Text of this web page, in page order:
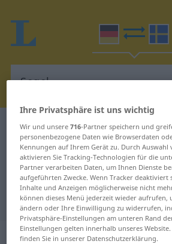
Deutsch-Schwedisch Wörterbuch
Deutsch-Schwedisch
für "Segel"
"Segel" Schwedisch
„Segel“: Neutrum,
Ihre Privatsphäre ist uns wichtig
Wir und unsere716-Partner speichern und
personenbezogene Daten wie Browserdaten
Kennungen auf Ihrem Gerät zu. Durch Auswahl
aktivieren Sie Tracking-Technologien für die
Partner verarbeiten Daten, um Ihnen Dienste
aufgeführten Zwecke. Wenn Tracker deaktiviert
Inhalte und Anzeigen möglicherweise nicht
können dieses Menü jederzeit wieder aufrufen,
ändern oder Ihre Einwilligung zu widerrufen,
Privatsphäre-Einstellungen am unteren Rand
Einstellungen gelten innerhalb unseres
finden Sie in unserer Datenschutzerklärung.